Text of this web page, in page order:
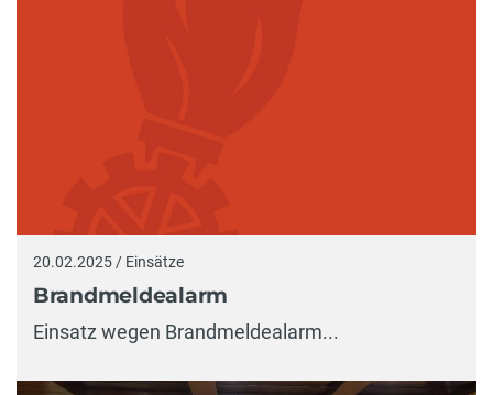
20.02.2025 / Einsätze
Brandmeldealarm
Einsatz wegen Brandmeldealarm...